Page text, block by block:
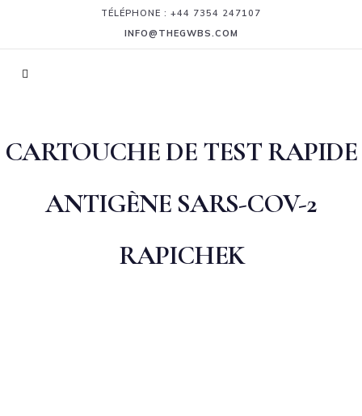
TÉLÉPHONE : +44 7354 247107
INFO@THEGWBS.COM
CARTOUCHE DE TEST RAPIDE
ANTIGÈNE SARS-COV-2
RAPICHEK